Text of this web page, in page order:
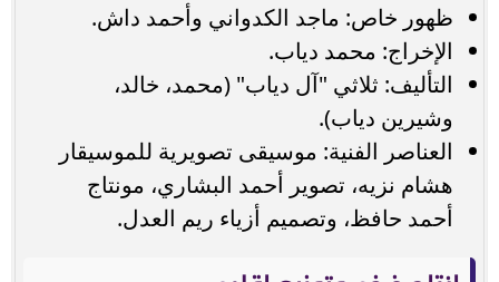
ظهور خاص: ماجد الكدواني وأحمد داش.
الإخراج: محمد دياب.
التأليف: ثلاثي "آل دياب" (محمد، خالد،
وشيرين دياب).
العناصر الفنية: موسيقى تصويرية للموسيقار
هشام نزيه، تصوير أحمد البشاري، مونتاج
أحمد حافظ، وتصميم أزياء ريم العدل.